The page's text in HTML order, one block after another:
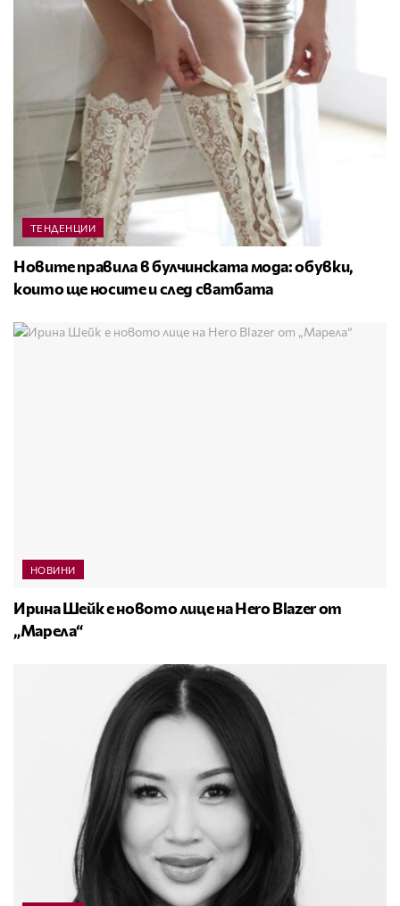
ТЕНДЕНЦИИ
Новите правила в булчинската мода: обувки,
които ще носите и след сватбата
НОВИНИ
Ирина Шейк е новото лице на Hero Blazer от
„Марела“